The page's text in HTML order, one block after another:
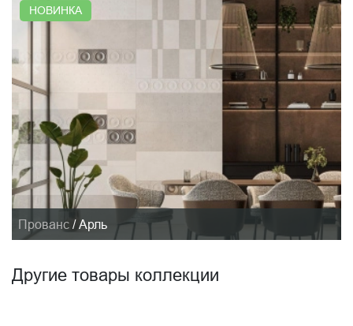
НОВИНКА
Прованс / Арль
Другие товары коллекции